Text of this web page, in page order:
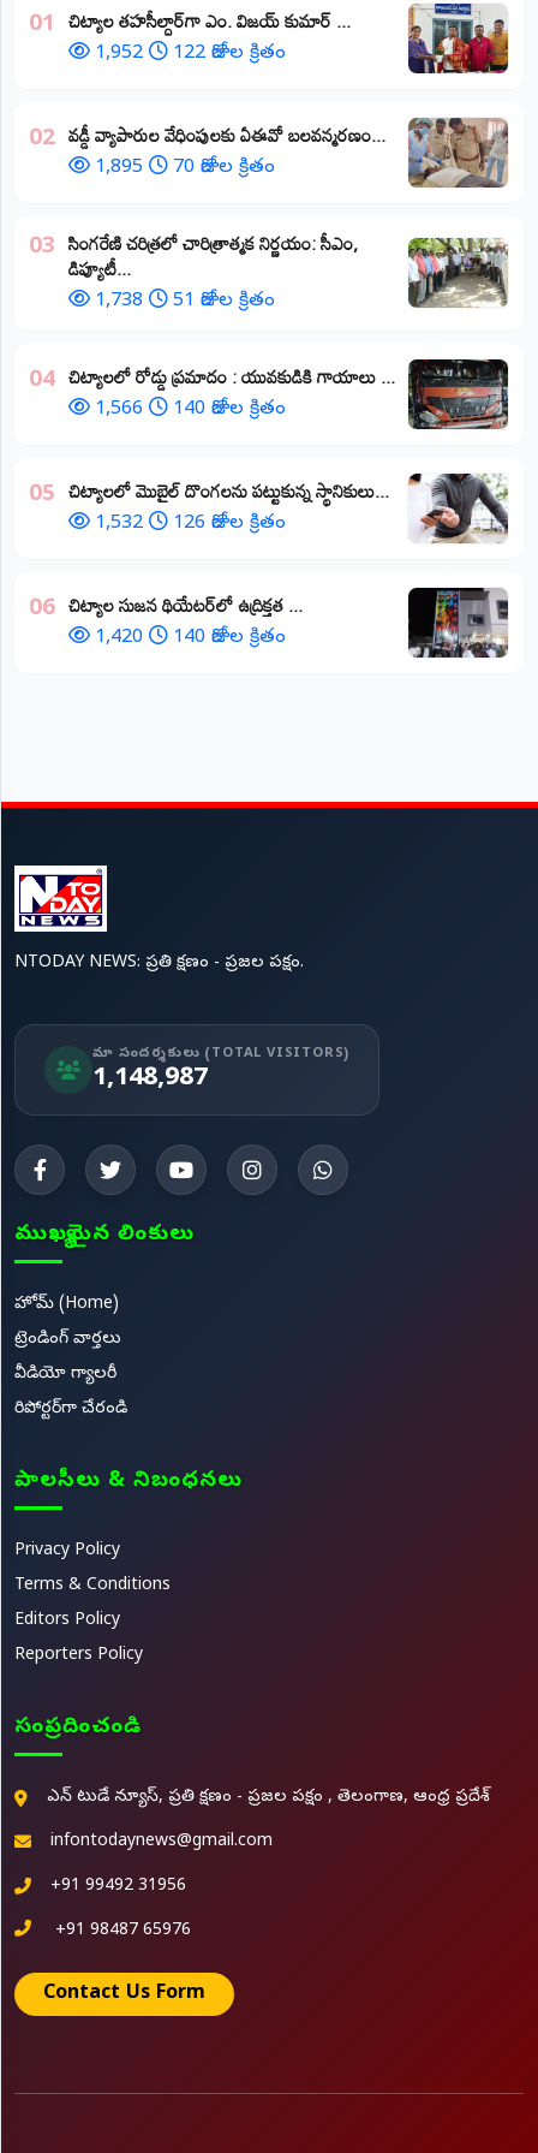
01 ​చిట్యాల తహసీల్దార్‌గా ఎం. విజయ్ కుమార్ ...
1,952 122 రోజుల క్రితం
02 వడ్డీ వ్యాపారుల వేధింపులకు ఏఈవో బలవన్మరణం...
1,895 70 రోజుల క్రితం
03 ​సింగరేణి చరిత్రలో చారిత్రాత్మక నిర్ణయం: సీఎం,
డిప్యూటీ...
1,738 51 రోజుల క్రితం
04 చిట్యాలలో రోడ్డు ప్రమాదం : యువకుడికి గాయాలు ​...
1,566 140 రోజుల క్రితం
05 చిట్యాలలో మొబైల్ దొంగలను పట్టుకున్న స్థానికులు...
1,532 126 రోజుల క్రితం
06 చిట్యాల సుజన థియేటర్‌లో ఉద్రిక్తత ...
1,420 140 రోజుల క్రితం
NTODAY NEWS: ప్రతి క్షణం - ప్రజల పక్షం.
మా సందర్శకులు (TOTAL VISITORS)
1,148,987
ముఖ్యమైన లింకులు
హోమ్ (Home)
ట్రెండింగ్ వార్తలు
వీడియో గ్యాలరీ
రిపోర్టర్‌గా చేరండి
పాలసీలు & నిబంధనలు
Privacy Policy
Terms & Conditions
Editors Policy
Reporters Policy
సంప్రదించండి
ఎన్ టుడే న్యూస్, ప్రతి క్షణం - ప్రజల పక్షం , తెలంగాణ, ఆంధ్ర ప్రదేశ్
infontodaynews@gmail.com
+91 99492 31956
+91 98487 65976
Contact Us Form